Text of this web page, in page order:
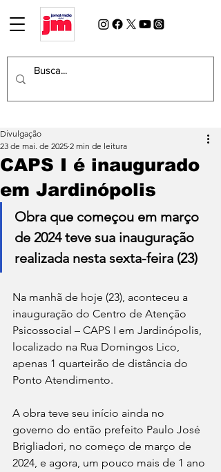
CAPS I é inaugurado
em Jardinópolis
Divulgação
23 de mai. de 2025 2 min de leitura
Obra que começou em março
de 2024 teve sua inauguração
realizada nesta sexta-feira (23)
Na manhã de hoje (23), aconteceu a
inauguração do Centro de Atenção
Psicossocial – CAPS I em Jardinópolis,
localizado na Rua Domingos Lico,
apenas 1 quarteirão de distância do
Ponto Atendimento.
A obra teve seu início ainda no
governo do então prefeito Paulo José
Brigliadori, no começo de março de
2024, e agora, um pouco mais de 1 ano